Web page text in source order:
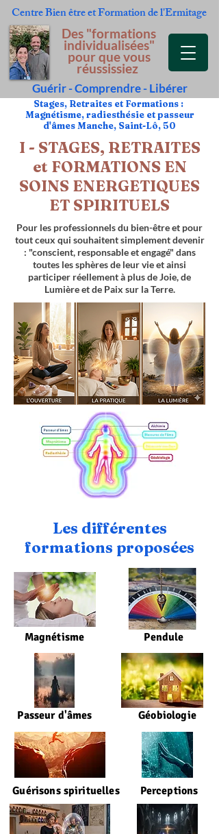
Centre Bien être et Formationde l'Ermitage
Guérir - Comprendre - Libérer
Des "formations
individualisées"
pour que vous
réussissiez
Stages, Retraites et Formations :
Magnétisme, radiesthésie et passeur
d'âmes Manche, Saint-Lô, 50
I - STAGES, RETRAITES
et FORMATIONS EN
SOINS ENERGETIQUES
ET SPIRITUELS
Pour les professionnels du bien-être et pour
tout ceux qui souhaitent simplement devenir
: "conscient, responsable et engagé" dans
toutes les sphères de leur vie et ainsi
participer réellement à plus de Joie, de
Lumière et de Paix sur la Terre.
Les différentes
formations proposées
Magnétisme
Passeur d'âmes
Pendule
Géobiologie
Guérisons spirituelles Perceptions